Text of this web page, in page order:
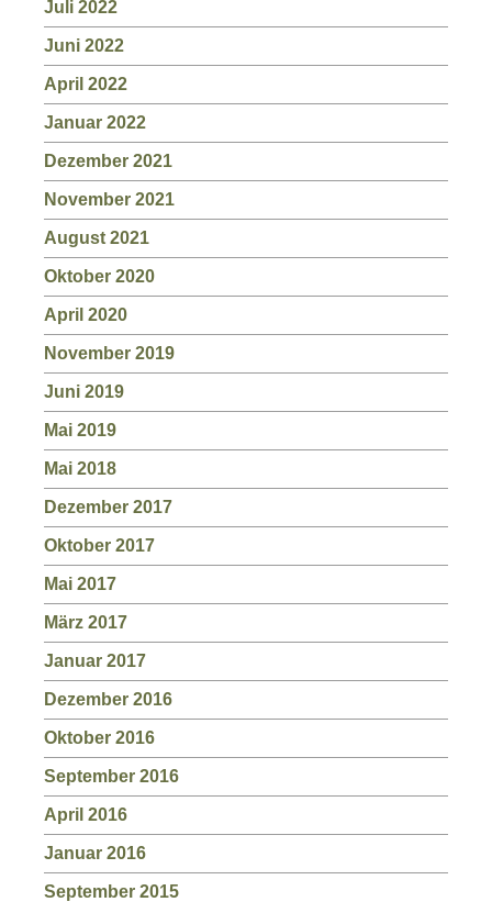
Juli 2022
Juni 2022
April 2022
Januar 2022
Dezember 2021
November 2021
August 2021
Oktober 2020
April 2020
November 2019
Juni 2019
Mai 2019
Mai 2018
Dezember 2017
Oktober 2017
Mai 2017
März 2017
Januar 2017
Dezember 2016
Oktober 2016
September 2016
April 2016
Januar 2016
September 2015